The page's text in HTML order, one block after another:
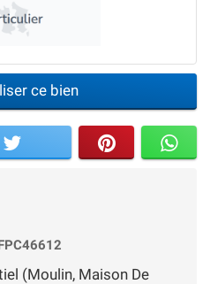
ce bien
(Moulin, Maison De